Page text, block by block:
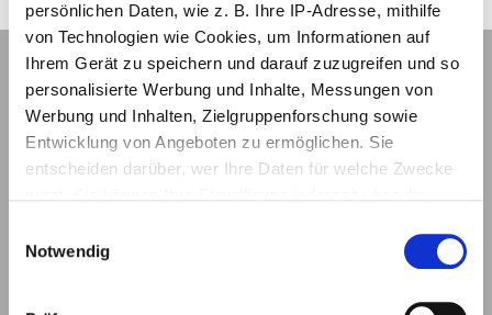
persönlichen Daten, wie z. B. Ihre IP-Adresse, mithilfe
von Technologien wie Cookies, um Informationen auf
Ihrem Gerät zu speichern und darauf zuzugreifen und so
personalisierte Werbung und Inhalte, Messungen von
Werbung und Inhalten, Zielgruppenforschung sowie
Entwicklung von Angeboten zu ermöglichen. Sie
entscheiden darüber, wer Ihre Daten für welche Zwecke
Trigger Symbol ändern oder widerrufen
Notwendig
CLASSIC CLASS DOUBLE ROOM